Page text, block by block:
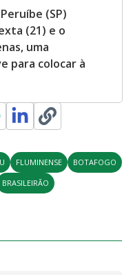
(SP)
(21) e o
uma
para colocar à
FLUMINENSE
BOTAFOGO
BRASILEIRÃO